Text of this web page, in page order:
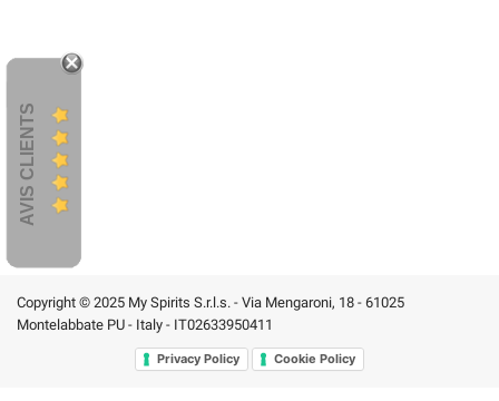
AVIS CLIENTS
Copyright © 2025 My Spirits S.r.l.s. - Via Mengaroni, 18 - 61025
Montelabbate PU - Italy - IT02633950411
Privacy Policy Cookie Policy